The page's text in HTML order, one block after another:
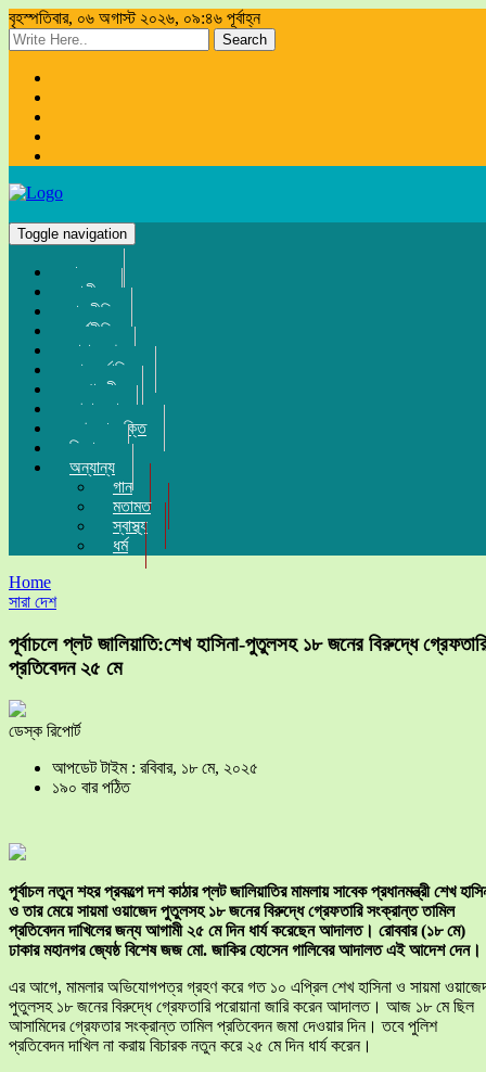
বৃহস্পতিবার, ০৬ অগাস্ট ২০২৬, ০৯:৪৬ পূর্বাহ্ন
Search
Toggle navigation
প্রচ্ছদ
জাতীয়
রাজনীতি
অর্থনীতি
সারা দেশ
আন্তর্জাতিক
সম্পাদকীয়
খেলা-ধুলা
তথ্য-প্রযুক্তি
বিনোদন
অন্যান্য
গান
মতামত
স্বাস্থ্য
ধর্ম
Home
সারা দেশ
পূর্বাচলে প্লট জালিয়াতি:শেখ হাসিনা-পুতুলসহ ১৮ জনের বিরুদ্ধে
প্রতিবেদন ২৫ মে
ডেস্ক রিপোর্ট
আপডেট টাইম : রবিবার, ১৮ মে, ২০২৫
১৯০ বার পঠিত
পূর্বাচল নতুন শহর প্রকল্পে দশ কাঠার প্লট জালিয়াতির মামলায় সাবেক প্রধানমন্ত্রী শেখ
ও তার মেয়ে সায়মা ওয়াজেদ পুতুলসহ ১৮ জনের বিরুদ্ধে গ্রেফতারি সংক্রান্ত তামিল
প্রতিবেদন দাখিলের জন্য আগামী ২৫ মে দিন ধার্য করেছেন আদালত। রোববার (১৮ মে)
ঢাকার মহানগর জ্যেষ্ঠ বিশেষ জজ মো. জাকির হোসেন গালিবের আদালত এই আদেশ দেন।
এর আগে, মামলার অভিযোগপত্র গ্রহণ করে গত ১০ এপ্রিল শেখ হাসিনা ও সায়মা
পুতুলসহ ১৮ জনের বিরুদ্ধে গ্রেফতারি পরোয়ানা জারি করেন আদালত। আজ ১৮ মে ছিল
আসামিদের গ্রেফতার সংক্রান্ত তামিল প্রতিবেদন জমা দেওয়ার দিন। তবে পুলিশ
প্রতিবেদন দাখিল না করায় বিচারক নতুন করে ২৫ মে দিন ধার্য করেন।